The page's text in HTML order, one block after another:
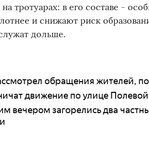
на тротуарах: в его составе -
и снижают риск
дольше.
обращения жителей,
движение по улице Полевой
вечером загорелись два